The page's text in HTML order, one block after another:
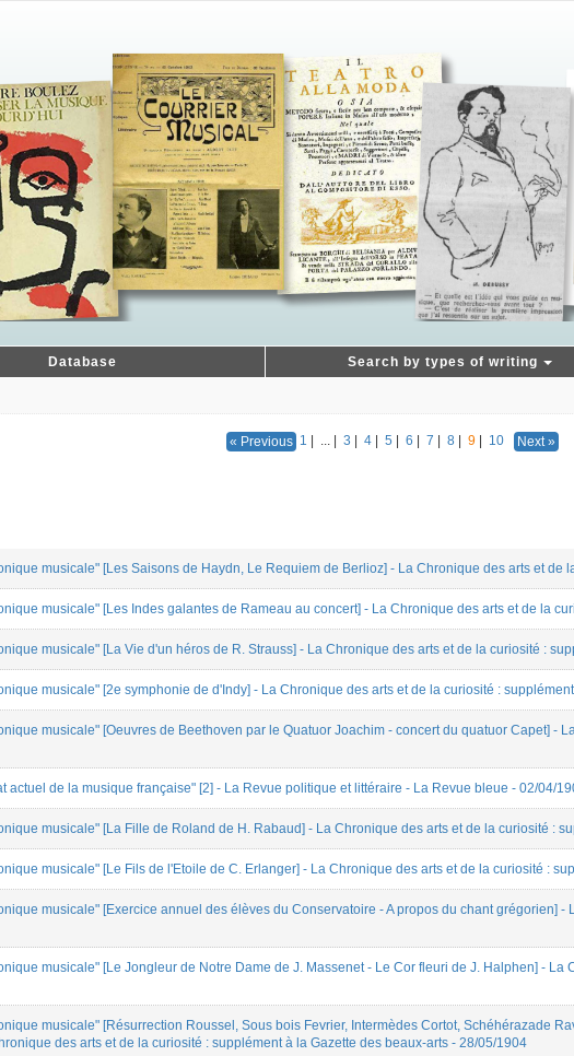
Database Search by types of writing
« Previous 1 ... 3 4 5 6 7 8 9 10 Next »
musicale" [Les Saisons de Haydn, Le Requiem de Berlioz] - La Chronique des arts et de
musicale" [Les Indes galantes de Rameau au concert] - La Chronique des arts et de la
musicale" [La Vie d'un héros de R. Strauss] - La Chronique des arts et de la curiosité :
musicale" [2e symphonie de d'Indy] - La Chronique des arts et de la curiosité :
musicale" [Oeuvres de Beethoven par le Quatuor Joachim - concert du quatuor Capet] -
actuel de la musique française" [2] - La Revue politique et littéraire - La Revue bleue - 02/04/
musicale" [La Fille de Roland de H. Rabaud] - La Chronique des arts et de la curiosité :
musicale" [Le Fils de l'Etoile de C. Erlanger] - La Chronique des arts et de la curiosité :
musicale" [Exercice annuel des élèves du Conservatoire - A propos du chant grégorien]
musicale" [Le Jongleur de Notre Dame de J. Massenet - Le Cor fleuri de J. Halphen] -
musicale" [Résurrection Roussel, Sous bois Fevrier, Intermèdes Cortot, Schéhérazade
des arts et de la curiosité : supplément à la Gazette des beaux-arts - 28/05/1904